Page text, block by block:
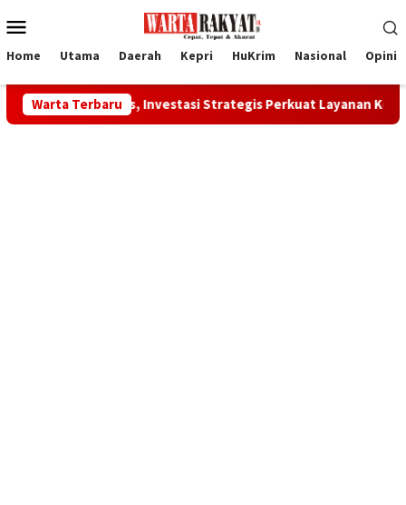
ke
Mobile
Home Utama Daerah Kepri HuKrim Nasional Opini
Warta Terbaru
Investasi Strategis Perkuat Layanan Kesehatan Daerah